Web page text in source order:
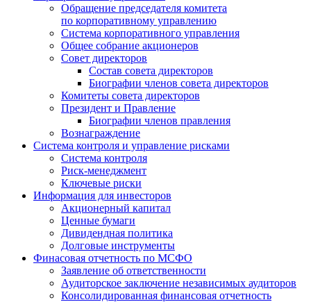
Обращение председателя комитета
по корпоративному управлению
Система корпоративного управления
Общее собрание акционеров
Совет директоров
Состав совета директоров
Биографии членов совета директоров
Комитеты совета директоров
Президент и Правление
Биографии членов правления
Вознаграждение
Система контроля и управление рисками
Система контроля
Риск-менеджмент
Ключевые риски
Информация для инвесторов
Акционерный капитал
Ценные бумаги
Дивидендная политика
Долговые инструменты
Финасовая отчетность по МСФО
Заявление об ответственности
Аудиторское заключение независимых аудиторов
Консолидированная финансовая отчетность